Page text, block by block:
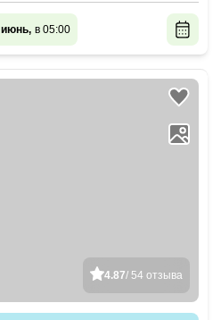
июнь, в 05:00
4.87/ 54 отзыва